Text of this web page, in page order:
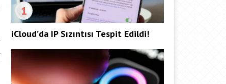
1
iCloud’da IP Sızıntısı Tespit Edildi!